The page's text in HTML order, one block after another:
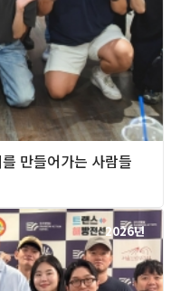
만들어가는 사람들
2026년